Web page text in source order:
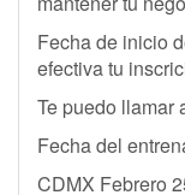
Fecha de inicio
efectiva tu
Te puedo llamar
Fecha del
CDMX Febrero